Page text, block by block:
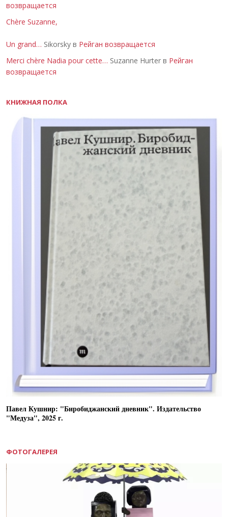
возвращается
Chère Suzanne,
Un grand… Sikorsky в Рейган возвращается
Merci chère Nadia pour cette… Suzanne Hurter в Рейган
возвращается
КНИЖНАЯ ПОЛКА
Павел Кушнир: "Биробиджанский дневник". Издательство
"Медуза", 2025 г.
ФОТОГАЛЕРЕЯ